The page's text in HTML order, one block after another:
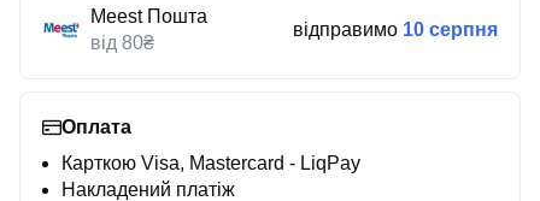
Meest Пошта
від 80₴
відправимо 10 серпня
Оплата
Карткою Visa, Mastercard - LiqPay
Накладений платіж